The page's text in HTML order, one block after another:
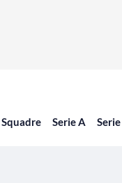
Squadre Serie A Serie